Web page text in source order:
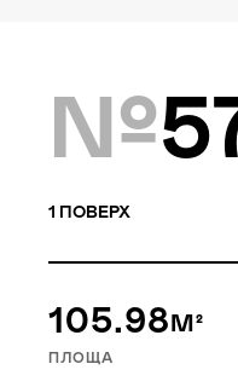
Park Lake
це
стиль з
принципів
Ми зробили
№
1 ПОВЕРХ
105.98М²
ПЛОЩА